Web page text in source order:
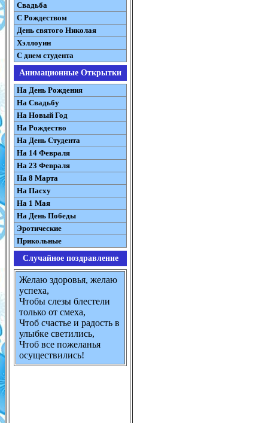
Свадьба
С Рождеством
День святого Николая
Хэллоуин
С днем студента
Анимационные Открытки
На День Рождения
На Свадьбу
На Новый Год
На Рождество
На День Студента
На 14 Февраля
На 23 Февраля
На 8 Марта
На Пасху
На 1 Мая
На День Победы
Эротические
Прикольные
Случайное поздравление
Желаю здоровья, желаю
успеха,
Чтобы слезы блестели
только от смеха,
Чтоб счастье и радость в
улыбке светились,
Чтоб все пожеланья
осуществились!